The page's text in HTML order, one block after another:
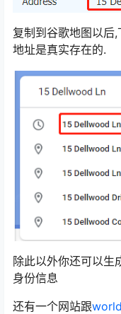
复制到谷歌地图以后
地址是真实存在的.
除此以外你还可以生
身份信息
还有一个网站跟